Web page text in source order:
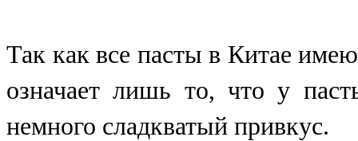
Так как все пасты в Китае
означает лишь то, что у
немного сладкватый привкус.